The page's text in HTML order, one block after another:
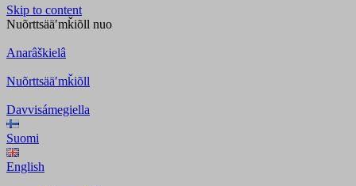
Skip to content
Nuõrttsääʹmǩiõll nuo
Anarâškielâ
Nuõrttsääʹmǩiõll
Davvisámegiella
Suomi
English